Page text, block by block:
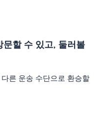
할 수 있고, 둘러볼
른 운송 수단으로 환승할